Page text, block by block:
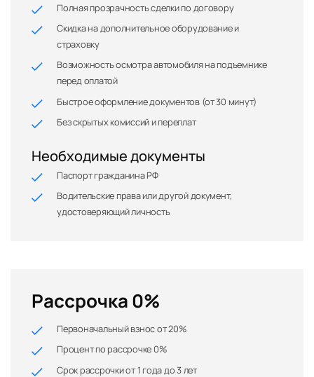
Полная прозрачность сделки по договору
Скидка на дополнительное оборудование и
страховку
Возможность осмотра автомобиля на подъемнике
перед оплатой
Быстрое оформление документов (от 30 минут)
Без скрытых комиссий и переплат
Необходимые документы
Паспорт гражданина РФ
Водительские права или другой документ,
удостоверяющий личность
Рассрочка 0%
Первоначальный взнос от 20%
Процент по рассрочке 0%
Срок рассрочки от 1 года до 3 лет